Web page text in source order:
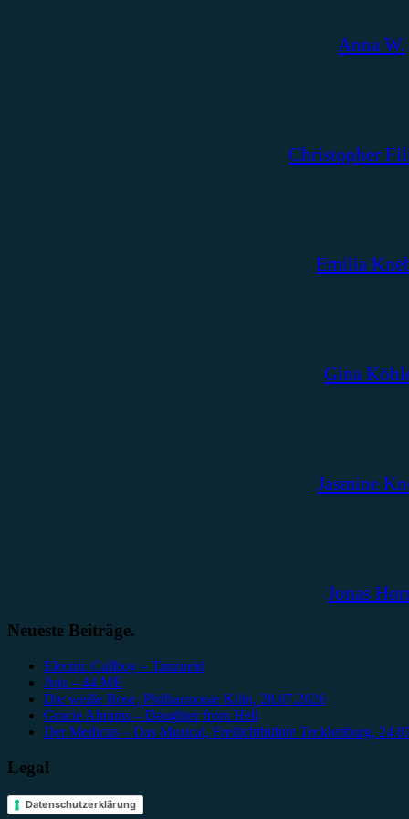
Anna W.
Christopher
Emilia
Gina
Jasmine
Jonas
Neueste Beiträge.
Electric Callboy – Tanzneid
Juju – 44 ME
Die weiße Rose, Philharmonie Köln, 28.07.2026
Gracie Abrams – Daughter from Hell
Der Medicus – Das Musical, Freilichtbühne Tecklenburg,
Legal
Datenschutzerklärung